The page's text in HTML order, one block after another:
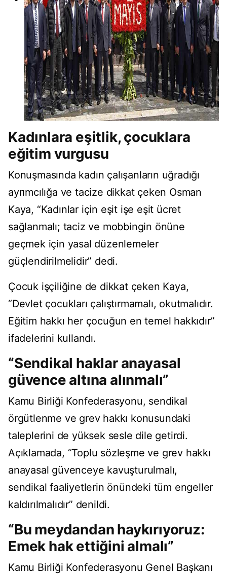
Kadınlara eşitlik, çocuklara
eğitim vurgusu
Konuşmasında kadın çalışanların uğradığı
ayrımcılığa ve tacize dikkat çeken Osman
Kaya, “Kadınlar için eşit işe eşit ücret
sağlanmalı; taciz ve mobbingin önüne
geçmek için yasal düzenlemeler
güçlendirilmelidir” dedi.
Çocuk işçiliğine de dikkat çeken Kaya,
“Devlet çocukları çalıştırmamalı, okutmalıdır.
Eğitim hakkı her çocuğun en temel hakkıdır”
ifadelerini kullandı.
“Sendikal haklar anayasal
güvence altına alınmalı”
Kamu Birliği Konfederasyonu, sendikal
örgütlenme ve grev hakkı konusundaki
taleplerini de yüksek sesle dile getirdi.
Açıklamada, “Toplu sözleşme ve grev hakkı
anayasal güvenceye kavuşturulmalı,
sendikal faaliyetlerin önündeki tüm engeller
kaldırılmalıdır” denildi.
“Bu meydandan haykırıyoruz:
Emek hak ettiğini almalı”
Kamu Birliği Konfederasyonu Genel Başkanı